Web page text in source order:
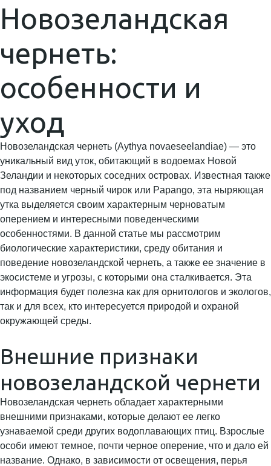
Новозеландская
чернеть:
особенности и
уход
Новозеландская чернеть (Aythya novaeseelandiae) — это
уникальный вид уток, обитающий в водоемах Новой
Зеландии и некоторых соседних островах. Известная также
под названием черный чирок или Papango, эта ныряющая
утка выделяется своим характерным черноватым
оперением и интересными поведенческими
особенностями. В данной статье мы рассмотрим
биологические характеристики, среду обитания и
поведение новозеландской чернеть, а также ее значение в
экосистеме и угрозы, с которыми она сталкивается. Эта
информация будет полезна как для орнитологов и экологов,
так и для всех, кто интересуется природой и охраной
окружающей среды.
Внешние признаки
новозеландской чернети
Новозеландская чернеть обладает характерными
внешними признаками, которые делают ее легко
узнаваемой среди других водоплавающих птиц. Взрослые
особи имеют темное, почти черное оперение, что и дало ей
название. Однако, в зависимости от освещения, перья